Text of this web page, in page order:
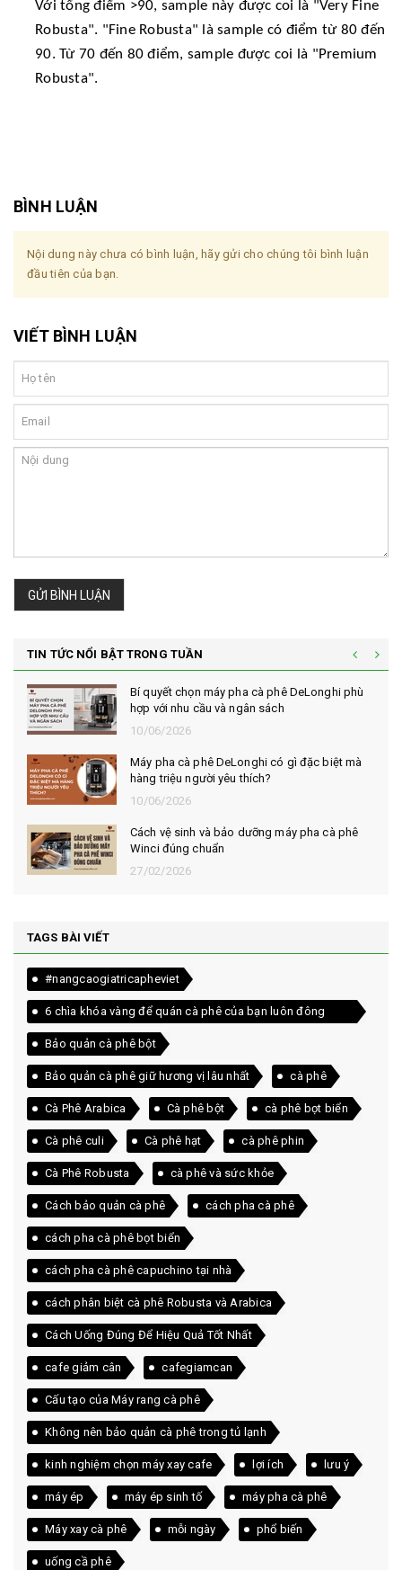
Với tổng điểm >90, sample này được coi là "Very Fine
Robusta". "Fine Robusta" là sample có điểm từ 80 đến
90. Từ 70 đến 80 điểm, sample được coi là "Premium
Robusta".
BÌNH LUẬN
Nội dung này chưa có bình luận, hãy gửi cho chúng tôi bình luận
đầu tiên của bạn.
VIẾT BÌNH LUẬN
GỬI BÌNH LUẬN
TIN TỨC NỔI BẬT TRONG TUẦN
Bí quyết chọn máy pha cà phê DeLonghi phù
hợp với nhu cầu và ngân sách
10/06/2026
Máy pha cà phê DeLonghi có gì đặc biệt mà
hàng triệu người yêu thích?
10/06/2026
Cách vệ sinh và bảo dưỡng máy pha cà phê
Winci đúng chuẩn
27/02/2026
TAGS BÀI VIẾT
#nangcaogiatricapheviet
6 chìa khóa vàng để quán cà phê của bạn luôn đông
khách
Bảo quản cà phê bột
Bảo quản cà phê giữ hương vị lâu nhất cà phê
Cà Phê Arabica Cà phê bột cà phê bọt biển
Cà phê culi Cà phê hạt cà phê phin
Cà Phê Robusta cà phê và sức khỏe
Cách bảo quản cà phê cách pha cà phê
cách pha cà phê bọt biển
cách pha cà phê capuchino tại nhà
cách phân biệt cà phê Robusta và Arabica
Cách Uống Đúng Để Hiệu Quả Tốt Nhất
cafe giảm cân cafegiamcan
Cấu tạo của Máy rang cà phê
Không nên bảo quản cà phê trong tủ lạnh
kinh nghiệm chọn máy xay cafe lợi ích lưu ý
máy ép máy ép sinh tố máy pha cà phê
Máy xay cà phê mỗi ngày phổ biến
uống cầ phê